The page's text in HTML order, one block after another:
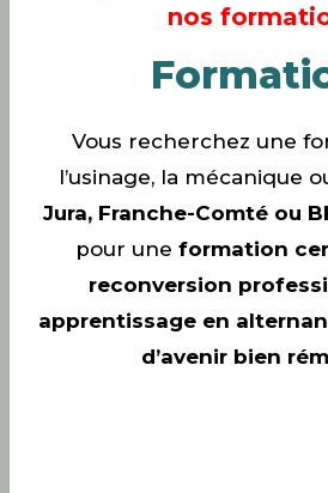
nos
Vous recherchez une
l’usinage, la mécanique
Jura, Franche-Comté ou
pour une formation
reconversion
apprentissage en
d’avenir bien